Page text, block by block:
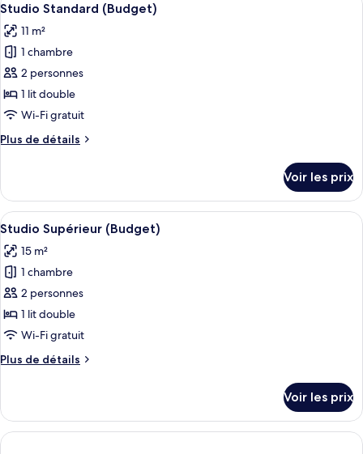
de
Studio,
patio
toutes
les
photos
pour
ce
type
chambre :
(Budget)
10
Studio Standard (Budget)
11 m²
1 chambre
2 personnes
1 lit double
Wi-Fi gratuit
Plus de détails
Plus
le
type
de
Studio
Standard
(Budget)
Voir les prix
Afficher
toutes
les
photos
pour
ce
type
chambre :
(Budget)
Studio Supérieur (Budget) | Literie
13
Studio Supérieur (Budget)
15 m²
1 chambre
2 personnes
1 lit double
Wi-Fi gratuit
Plus de détails
Plus
le
type
de
Voir les prix